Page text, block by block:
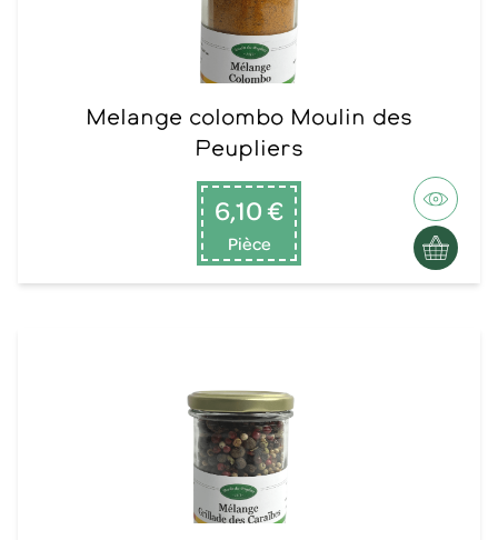
Melange colombo Moulin des
Peupliers
6,10 €
Pièce